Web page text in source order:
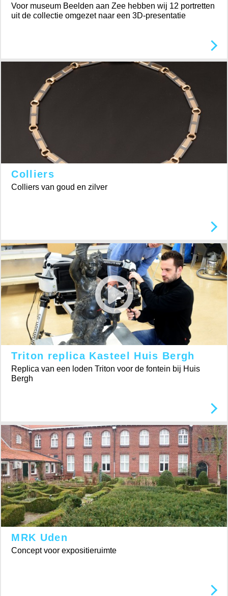
Voor museum Beelden aan Zee hebben wij 12 portretten
uit de collectie omgezet naar een 3D-presentatie
Colliers
Colliers van goud en zilver
Triton replica Kasteel Huis Bergh
Replica van een loden Triton voor de fontein bij Huis
Bergh
MRK Uden
Concept voor expositieruimte